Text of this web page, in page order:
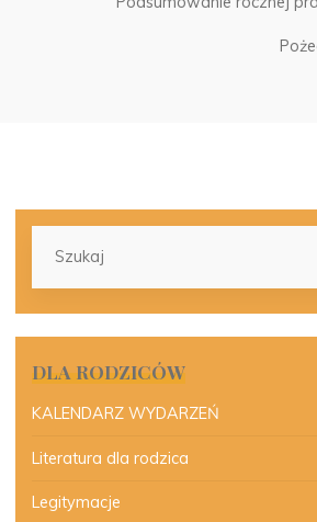
DLA RODZICÓW
KALENDARZ WYDARZEŃ
Literatura dla rodzica
Legitymacje